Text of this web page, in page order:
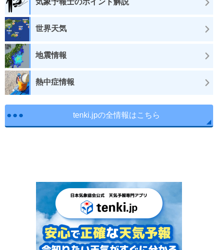
世界天気
地震情報
熱中症情報
tenki.jpの全情報はこちら